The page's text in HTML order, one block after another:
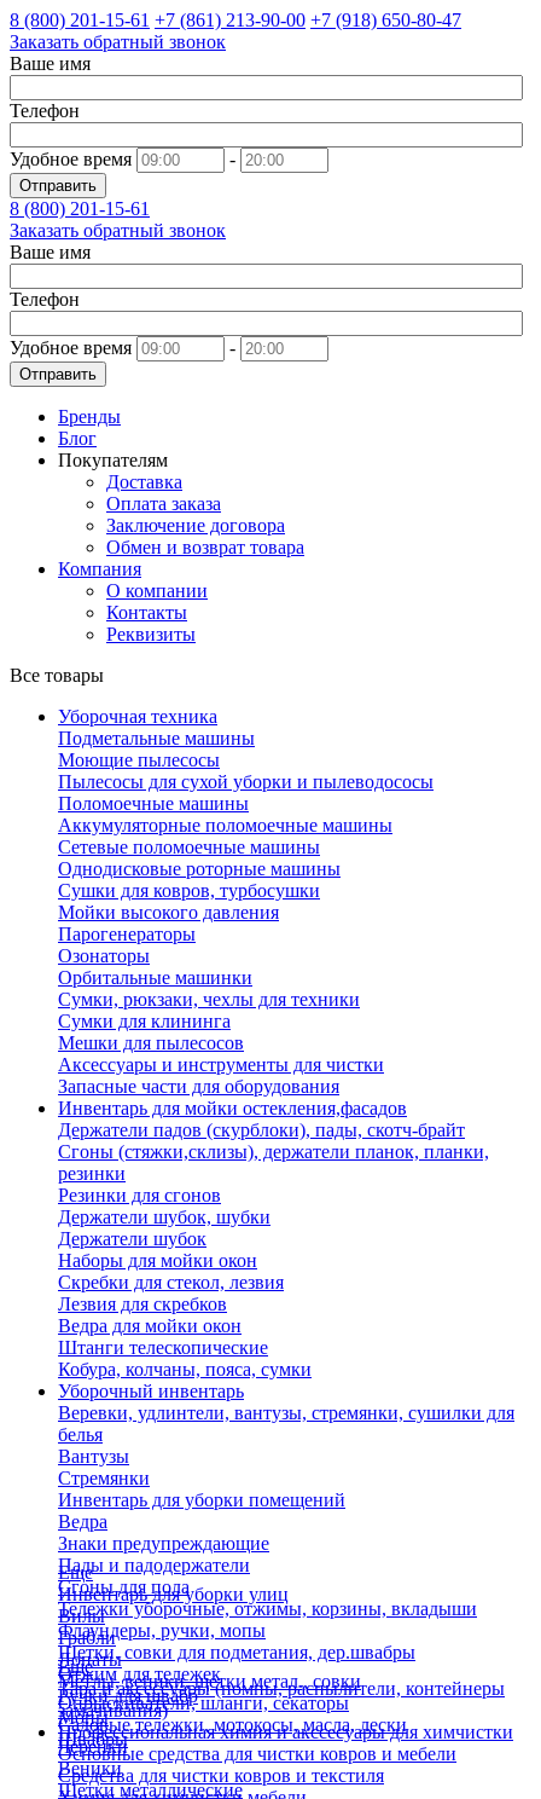
8 (800) 201-15-61 +7 (861) 213-90-00 +7 (918) 650-80-47
Заказать обратный звонок
Ваше имя
Телефон
Удобное время -
Отправить
8 (800) 201-15-61
Заказать обратный звонок
Ваше имя
Телефон
Удобное время -
Отправить
Бренды
Блог
Покупателям
Доставка
Оплата заказа
Заключение договора
Обмен и возврат товара
Компания
О компании
Контакты
Реквизиты
Все товары
Уборочная техника
Подметальные машины
Моющие пылесосы
Пылесосы для сухой уборки и пылеводососы
Поломоечные машины
Аккумуляторные поломоечные машины
Сетевые поломоечные машины
Однодисковые роторные машины
Сушки для ковров, турбосушки
Мойки высокого давления
Парогенераторы
Озонаторы
Орбитальные машинки
Сумки, рюкзаки, чехлы для техники
Сумки для клининга
Мешки для пылесосов
Аксессуары и инструменты для чистки
Запасные части для оборудования
Инвентарь для мойки остекления,фасадов
Держатели падов (скурблоки), пады, скотч-брайт
Сгоны (стяжки,склизы), держатели планок, планки,
резинки
Резинки для сгонов
Держатели шубок, шубки
Держатели шубок
Наборы для мойки окон
Скребки для стекол, лезвия
Лезвия для скребков
Ведра для мойки окон
Штанги телескопические
Кобура, колчаны, пояса, сумки
Уборочный инвентарь
Веревки, удлинтели, вантузы, стремянки, сушилки для
белья
Вантузы
Стремянки
Инвентарь для уборки помещений
Ведра
Знаки предупреждающие
Пады и падодержатели
Сгоны для пола
Тележки уборочные, отжимы, корзины, вкладыши
Флаундеры, ручки, мопы
Щетки, совки для подметания, дер.швабры
Отжим для тележек
Ручки для швабр
Мопы
Швабры
Еще
Инвентарь для уборки улиц
Вилы
Грабли
Лопаты
Метлы, веники, щетки метал., совки
Опрыскиватели, шланги, секаторы
Садовые тележки, мотокосы, масла, лески
Черенки
Веники
Щетки металлические
Еще
Тара и аксессуары (помпы, распылители, контейнеры
замачивания)
Профессиональная химия и акссесуары для химчистки
Основные средства для чистки ковров и мебели
Средства для чистки ковров и текстиля